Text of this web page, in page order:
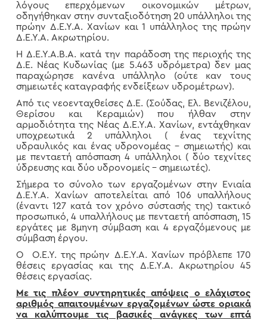
λόγους επερχόμενων οικονομικών μέτρων,
οδηγήθηκαν στην συνταξιοδότηση 20 υπάλληλοι της
πρώην Δ.Ε.Υ.Α. Χανίων και 1 υπάλληλος της πρώην
Δ.Ε.Υ.Α. Ακρωτηρίου.
Η Δ.Ε.Υ.Α.Β.Α. κατά την παράδοση της περιοχής της
Δ.Ε. Νέας Κυδωνίας (με 5.463 υδρόμετρα) δεν μας
παραχώρησε κανένα υπάλληλο (ούτε καν τους
σημειωτές καταγραφής ενδείξεων υδρομέτρων).
Από τις νεοενταχθείσες Δ.Ε. (Σούδας, Ελ. Βενιζέλου,
Θερίσου και Κεραμιών) που ήλθαν στην
αρμοδιότητα της Νέας Δ.Ε.Υ.Α. Χανίων, εντάχθηκαν
υποχρεωτικά 2 υπάλληλοι ( ένας τεχνίτης
υδραυλικός και ένας υδρονομέας – σημειωτής) και
με πενταετή απόσπαση 4 υπάλληλοι ( δύο τεχνίτες
ύδρευσης και δύο υδρονομείς – σημειωτές).
Σήμερα το σύνολο των εργαζομένων στην Ενιαία
Δ.Ε.Υ.Α. Χανίων αποτελείται από 106 υπαλλήλους
(έναντι 127 κατά τον χρόνο σύστασής της) τακτικό
προσωπικό, 4 υπαλλήλους με πενταετή απόσπαση, 15
εργάτες με 8μηνη σύμβαση και 4 εργαζόμενους με
σύμβαση έργου.
Ο Ο.Ε.Υ. της πρώην Δ.Ε.Υ.Α. Χανίων πρόβλεπε 170
θέσεις εργασίας και της Δ.Ε.Υ.Α. Ακρωτηρίου 45
θέσεις εργασίας.
Με τις πλέον συντηρητικές απόψεις ο ελάχιστος
αριθμός απαιτουμένων εργαζομένων ώστε οριακά
να καλύπτουμε τις βασικές ανάγκες των επτά